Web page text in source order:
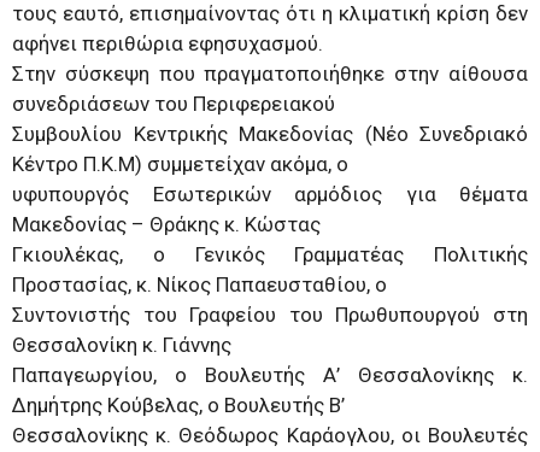
τους εαυτό, επισημαίνοντας ότι η κλιματική κρίση δεν
αφήνει περιθώρια εφησυχασμού.
Στην σύσκεψη που πραγματοποιήθηκε στην αίθουσα
συνεδριάσεων του Περιφερειακού
Συμβουλίου Κεντρικής Μακεδονίας (Νέο Συνεδριακό
Κέντρο Π.Κ.Μ) συμμετείχαν ακόμα, ο
υφυπουργός Εσωτερικών αρμόδιος για θέματα
Μακεδονίας – Θράκης κ. Κώστας
Γκιουλέκας, ο Γενικός Γραμματέας Πολιτικής
Προστασίας, κ. Νίκος Παπαευσταθίου, ο
Συντονιστής του Γραφείου του Πρωθυπουργού στη
Θεσσαλονίκη κ. Γιάννης
Παπαγεωργίου, ο Βουλευτής Α’ Θεσσαλονίκης κ.
Δημήτρης Κούβελας, ο Βουλευτής Β’
Θεσσαλονίκης κ. Θεόδωρος Καράογλου, οι Βουλευτές